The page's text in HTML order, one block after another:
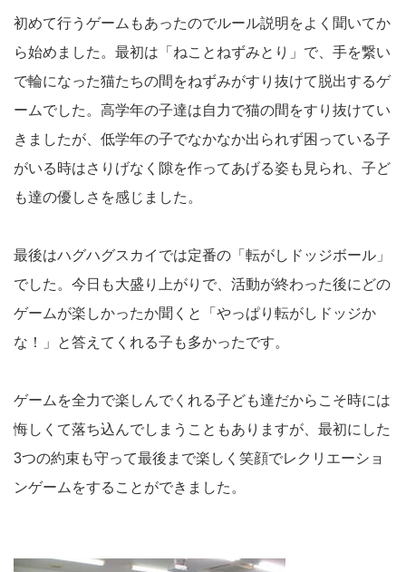
初めて行うゲームもあったのでルール説明をよく聞いてか
ら始めました。最初は「ねことねずみとり」で、手を繋い
で輪になった猫たちの間をねずみがすり抜けて脱出するゲ
ームでした。高学年の子達は自力で猫の間をすり抜けてい
きましたが、低学年の子でなかなか出られず困っている子
がいる時はさりげなく隙を作ってあげる姿も見られ、子ど
も達の優しさを感じました。
最後はハグハグスカイでは定番の「転がしドッジボール」
でした。今日も大盛り上がりで、活動が終わった後にどの
ゲームが楽しかったか聞くと「やっぱり転がしドッジか
な！」と答えてくれる子も多かったです。
ゲームを全力で楽しんでくれる子ども達だからこそ時には
悔しくて落ち込んでしまうこともありますが、最初にした
3つの約束も守って最後まで楽しく笑顔でレクリエーショ
ンゲームをすることができました。